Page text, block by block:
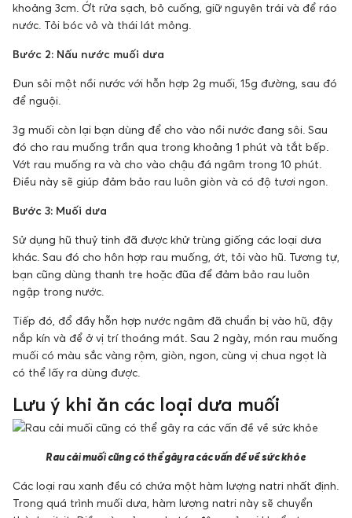
khoảng 3cm. Ớt rửa sạch, bỏ cuống, giữ nguyên trái và để ráo
nước. Tỏi bóc vỏ và thái lát mỏng.
Bước 2: Nấu nước muối dưa
Đun sôi một nồi nước với hỗn hợp 2g muối, 15g đường, sau đó
để nguội.
3g muối còn lại bạn dùng để cho vào nồi nước đang sôi. Sau
đó cho rau muống trần qua trong khoảng 1 phút và tắt bếp.
Vớt rau muống ra và cho vào chậu đá ngâm trong 10 phút.
Điều này sẽ giúp đảm bảo rau luôn giòn và có độ tươi ngon.
Bước 3: Muối dưa
Sử dụng hũ thuỷ tinh đã được khử trùng giống các loại dưa
khác. Sau đó cho hôn hợp rau muống, ớt, tỏi vào hũ. Tương tự,
bạn cũng dùng thanh tre hoặc đũa để đảm bảo rau luôn
ngập trong nước.
Tiếp đó, đổ đầy hỗn hợp nước ngâm đã chuẩn bị vào hũ, đậy
nắp kín và để ở vị trí thoáng mát. Sau 2 ngày, món rau muống
muối có màu sắc vàng rộm, giòn, ngon, cùng vị chua ngọt là
có thể lấy ra dùng được.
Lưu ý khi ăn các loại dưa muối
Rau cải muối cũng có thể gây ra các vấn đề về sức khỏe
Các loại rau xanh đều có chứa một hàm lượng natri nhất định.
Trong quá trình muối dưa, hàm lượng natri này sẽ chuyển